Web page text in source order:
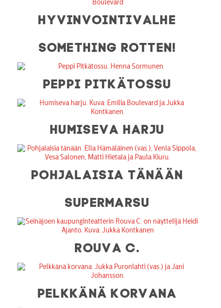
HYVINVOINTIVALHE
SOMETHING ROTTEN!
PEPPI PITKÄTOSSU
HUMISEVA HARJU
POHJALAISIA TÄNÄÄN
SUPERMARSU
ROUVA C.
PELKKÄNÄ KORVANA